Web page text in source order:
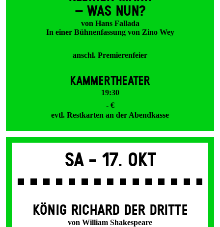
– WAS NUN?
von Hans Fallada
In einer Bühnenfassung von Zino Wey
anschl. Premierenfeier
KAMMERTHEATER
19:30
- €
evtl. Restkarten an der Abendkasse
Sa - 17. Okt
KÖNIG RICHARD DER DRITTE
von William Shakespeare